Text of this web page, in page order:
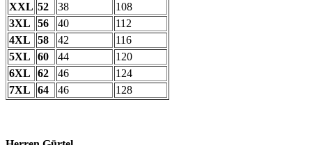
XXL 52 38
108
3XL
56 40
112
4XL
58 42
116
5XL
60 44
120
6XL
62 46
124
7XL
64 46 128